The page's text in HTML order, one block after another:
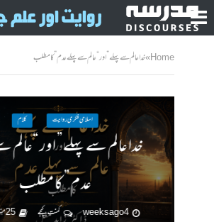
Home
»خدا عالم سے پہلے” اور “عالم سے پہلے عدم” کا مطلب
اسلامی فکری روایت کلام
خدا عالم سے پہلے” اور
عدم” کا مطلب
4 weeks ago کمنت کیجے 25 منٹ چاہیں